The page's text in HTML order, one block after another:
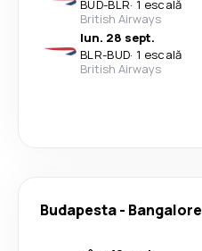
BUD-BLR· 1 escală
British Airways
lun. 28 sept.
BLR-BUD· 1 escală
British Airways
Budapesta- Bangalore